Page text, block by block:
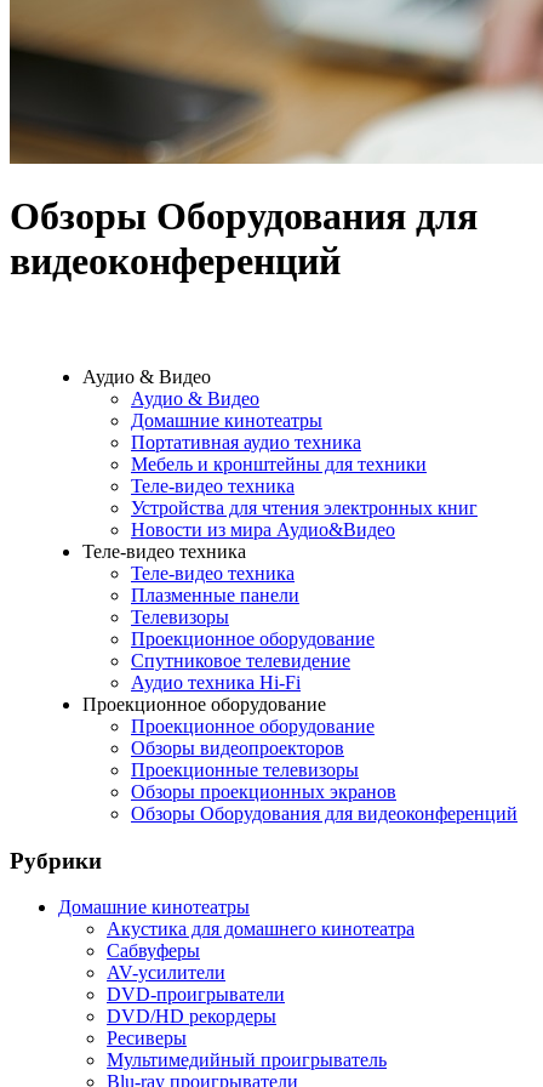
Обзоры Оборудования для
видеоконференций
Аудио & Видео
Аудио & Видео
Домашние кинотеатры
Портативная аудио техника
Мебель и кронштейны для техники
Теле-видео техника
Устройства для чтения электронных книг
Новости из мира Аудио&Видео
Теле-видео техника
Теле-видео техника
Плазменные панели
Телевизоры
Проекционное оборудование
Спутниковое телевидение
Аудио техника Hi-Fi
Проекционное оборудование
Проекционное оборудование
Обзоры видеопроекторов
Проекционные телевизоры
Обзоры проекционных экранов
Обзоры Оборудования для видеоконференций
Рубрики
Домашние кинотеатры
Акустика для домашнего кинотеатра
Сабвуферы
AV-усилители
DVD-проигрыватели
DVD/HD рекордеры
Ресиверы
Мультимедийный проигрыватель
Blu-ray проигрыватели